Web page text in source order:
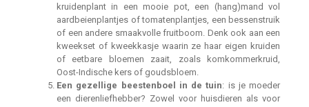
kruidenplant in een mooie pot, een (hang)mand vol
aardbeienplantjes of tomatenplantjes, een bessenstruik
of een andere smaakvolle fruitboom. Denk ook aan een
kweekset of kweekkasje waarin ze haar eigen kruiden
of eetbare bloemen zaait, zoals komkommerkruid,
Oost-Indische kers of goudsbloem.
Een gezellige beestenboel in de tuin: is je moeder
een dierenliefhebber? Zowel voor huisdieren als voor